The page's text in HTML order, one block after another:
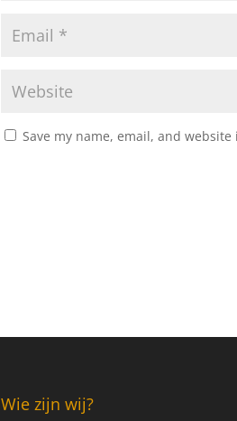
Save my name, email, and
Wie zijn wij?